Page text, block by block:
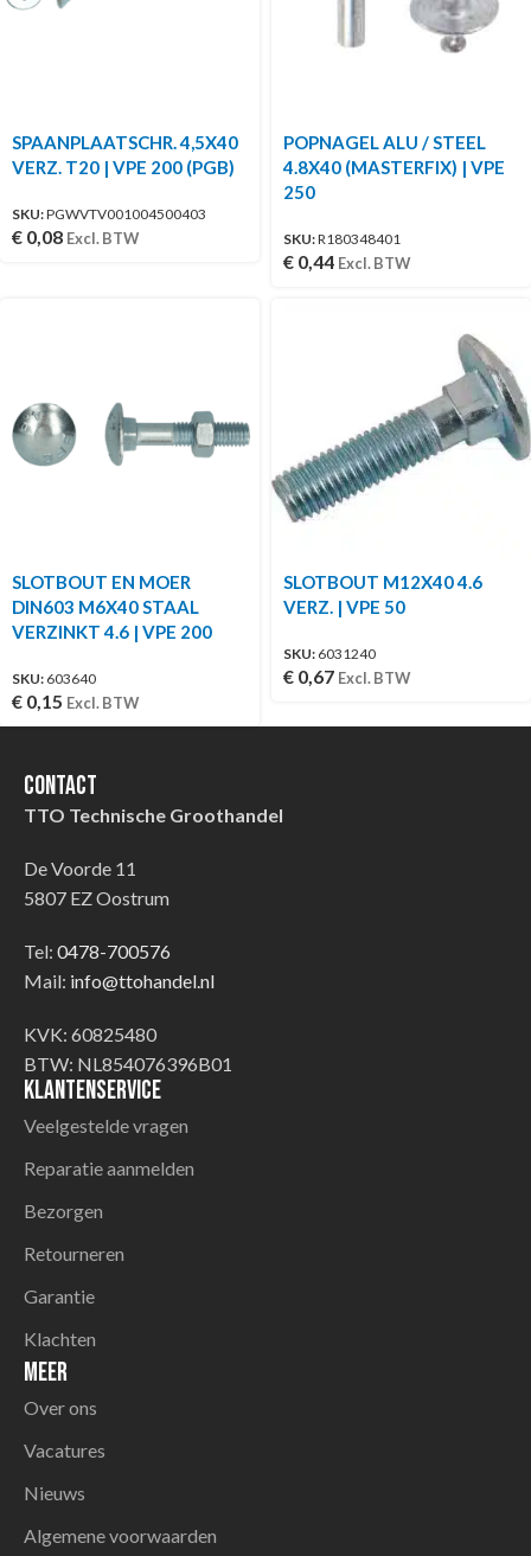
SPAANPLAATSCHR. 4,5X40
VERZ. T20 | VPE 200 (PGB)
SKU:PGWVTV001004500403
€ 0,08 Excl. BTW
POPNAGEL ALU / STEEL
4.8X40 (MASTERFIX) | VPE
250
SKU:R180348401
€ 0,44 Excl. BTW
SLOTBOUT EN MOER
DIN603 M6X40 STAAL
VERZINKT 4.6 | VPE 200
SKU: 603640
€ 0,15 Excl. BTW
SLOTBOUT M12X40 4.6
VERZ. | VPE 50
SKU: 6031240
€ 0,67 Excl. BTW
Contact
TTO Technische Groothandel
De Voorde 11
5807 EZ Oostrum
Tel: 0478-700576
Mail: info@ttohandel.nl
KVK: 60825480
BTW: NL854076396B01
Klantenservice
Veelgestelde vragen
Reparatie aanmelden
Bezorgen
Retourneren
Garantie
Klachten
Meer
Over ons
Vacatures
Nieuws
Algemene voorwaarden